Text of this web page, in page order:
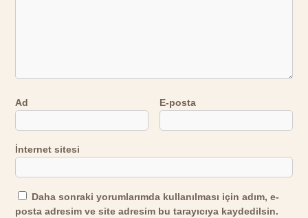
Ad E-posta
İnternet sitesi
Daha sonraki yorumlarımda kullanılması için adım, e-
posta adresim ve site adresim bu tarayıcıya kaydedilsin.